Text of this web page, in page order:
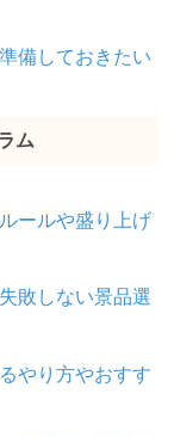
備しておきたい
ム
ールや盛り上げ
敗しない景品選
やり方やおすす